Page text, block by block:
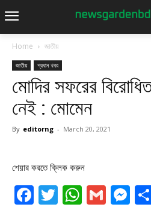
Home জাতীয়
জাতীয় প্রধান খবর
মোদির সফরের
নেই : মোমেন
By editorng - March 20, 2021
শেয়ার করতে ক্লিক করুন
Facebook
Twitter